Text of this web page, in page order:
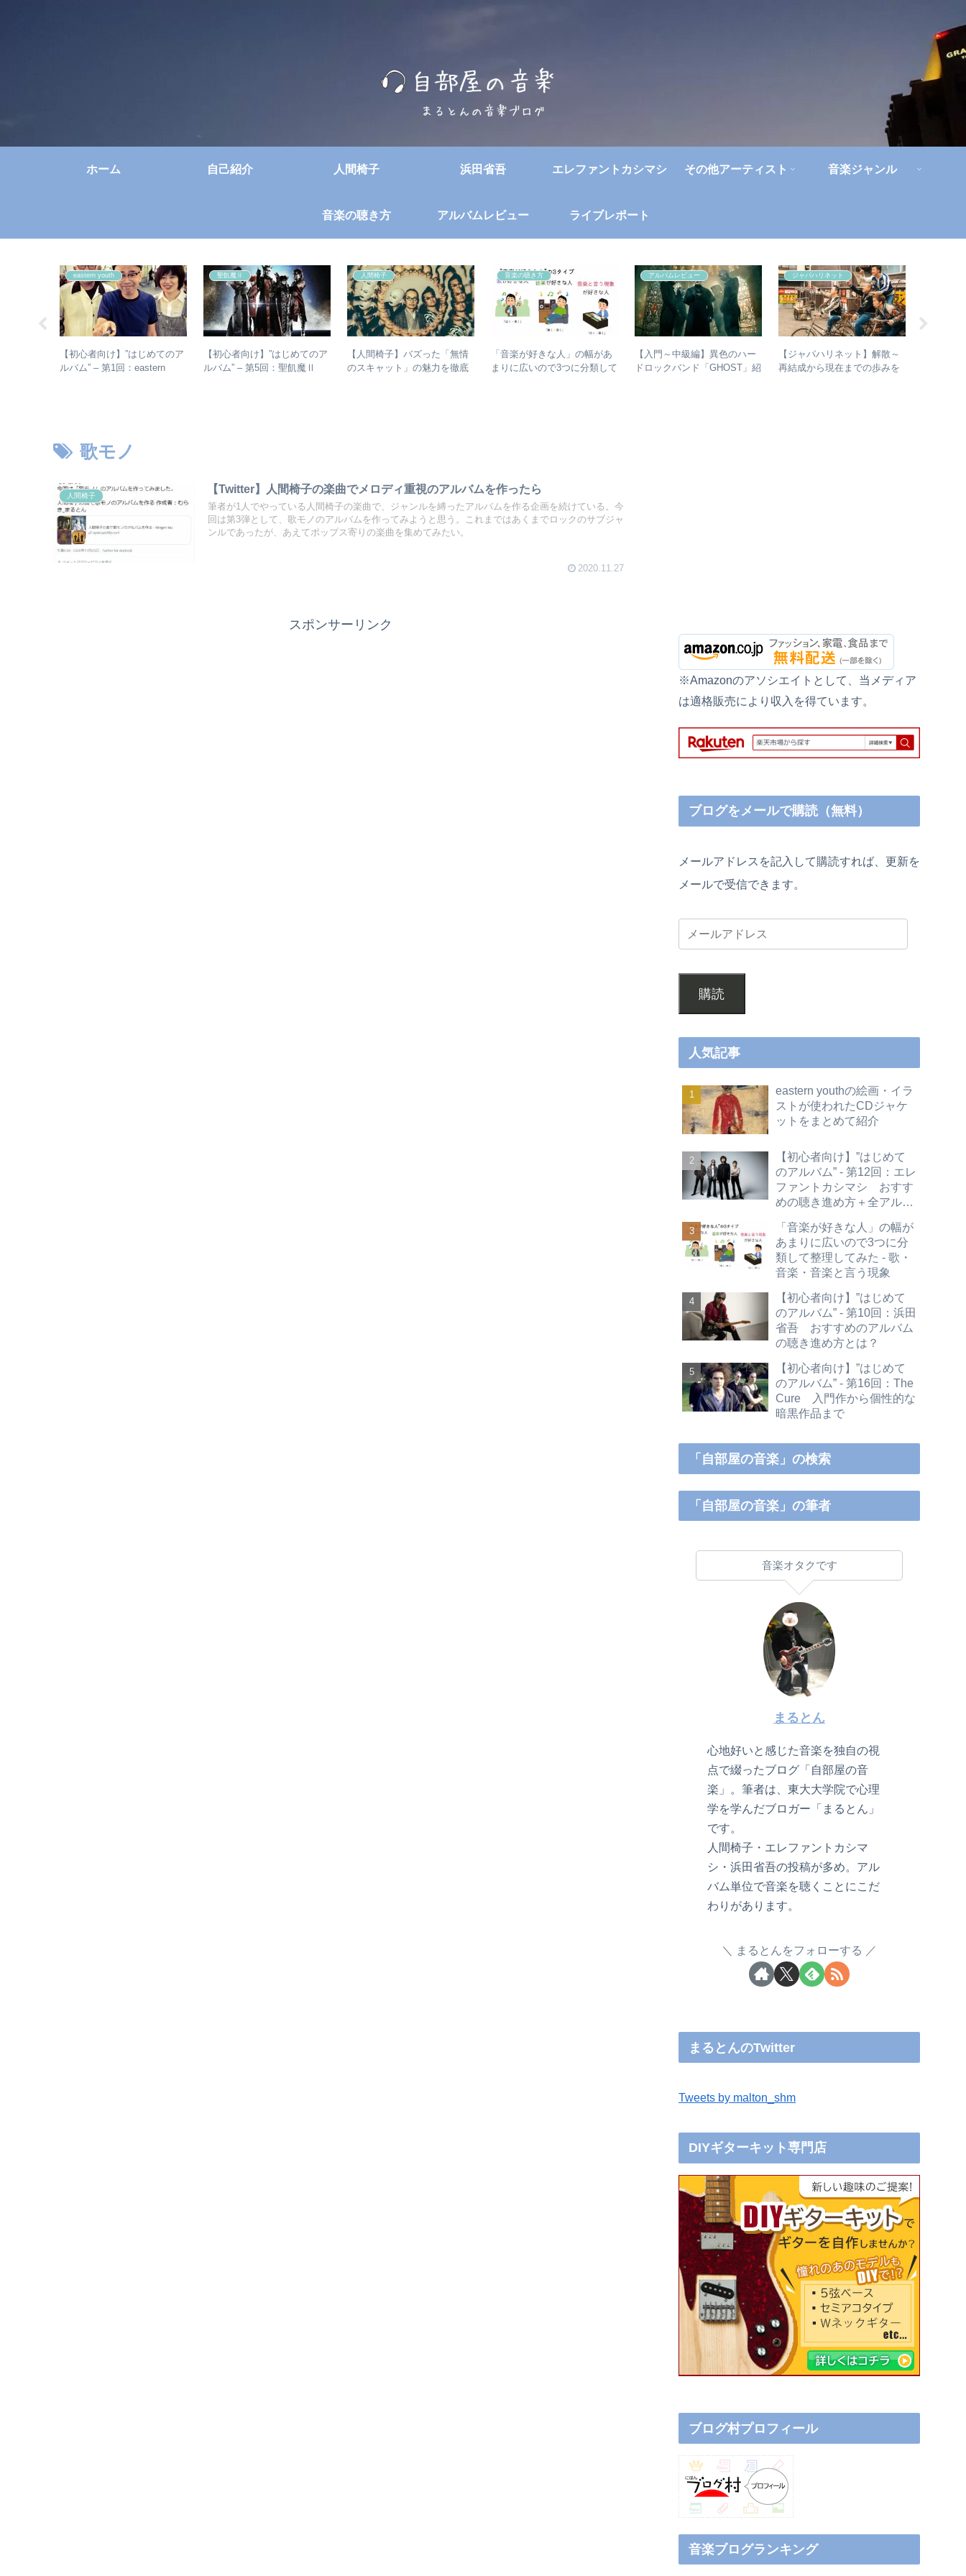
ホーム 自己紹介 人間椅子 浜田省吾 エレファントカシマシ その他アーティスト 音楽ジャンル
音楽の聴き方 アルバムレビュー ライブレポート
eastern youth
【初心者向け】”はじめてのア
ルバム” – 第1回：eastern
聖飢魔Ⅱ
【初心者向け】”はじめてのア
ルバム” – 第5回：聖飢魔Ⅱ
人間椅子
【人間椅子】バズった「無情
のスキャット」の魅力を徹底
音楽の聴き方
「音楽が好きな人」の幅があ
まりに広いので3つに分類して
アルバムレビュー
【入門～中級編】異色のハー
ドロックバンド「GHOST」紹
ジャパハリネット
【ジャパハリネット】解散～
再結成から現在までの歩みを
歌モノ
人間椅子
【Twitter】人間椅子の楽曲でメロディ重視のアルバムを作ったら
筆者が1人でやっている人間椅子の楽曲で、ジャンルを縛ったアルバムを作る企画を続けている。今
回は第3弾として、歌モノのアルバムを作ってみようと思う。これまではあくまでロックのサブジャ
ンルであったが、あえてポップス寄りの楽曲を集めてみたい。
2020.11.27
スポンサーリンク
※Amazonのアソシエイトとして、当メディア
は適格販売により収入を得ています。
ブログをメールで購読（無料）
メールアドレスを記入して購読すれば、更新を
メールで受信できます。
購読
人気記事
eastern youthの絵画・イラ
ストが使われたCDジャケ
ットをまとめて紹介
【初心者向け】”はじめて
のアルバム” - 第12回：エレ
ファントカシマシ おすす
めの聴き進め方＋全アルバ
「音楽が好きな人」の幅が
あまりに広いので3つに分
類して整理してみた - 歌・
音楽・音楽と言う現象
【初心者向け】”はじめて
のアルバム” - 第10回：浜田
省吾 おすすめのアルバム
の聴き進め方とは？
【初心者向け】”はじめて
のアルバム” - 第16回：The
Cure 入門作から個性的な
暗黒作品まで
「自部屋の音楽」の検索
「自部屋の音楽」の筆者
音楽オタクです
まるとん
心地好いと感じた音楽を独自の視
点で綴ったブログ「自部屋の音
楽」。筆者は、東大大学院で心理
学を学んだブロガー「まるとん」
です。
人間椅子・エレファントカシマ
シ・浜田省吾の投稿が多め。アル
バム単位で音楽を聴くことにこだ
わりがあります。
まるとんをフォローする
まるとんのTwitter
Tweets by malton_shm
DIYギターキット専門店
ブログ村プロフィール
音楽ブログランキング